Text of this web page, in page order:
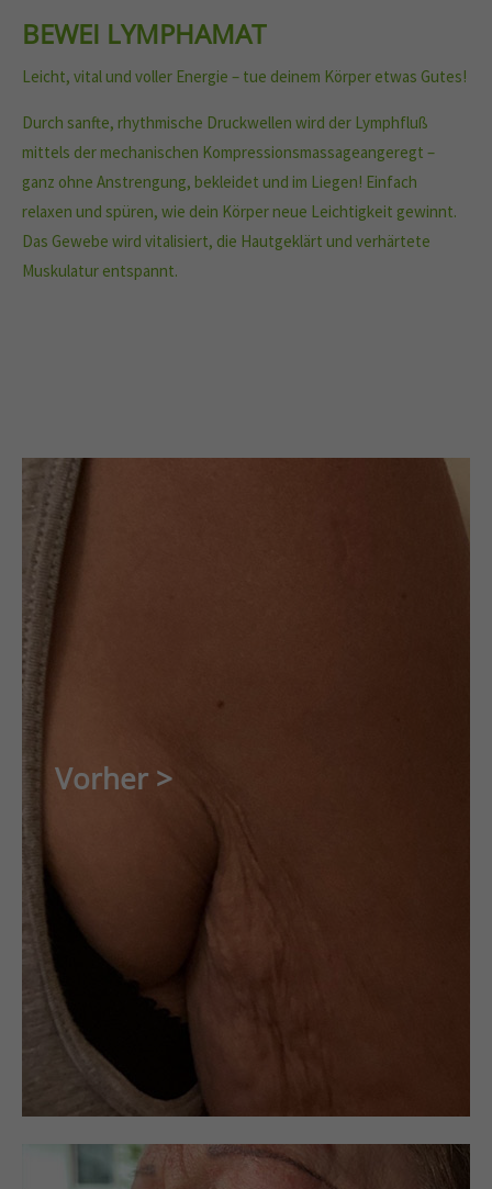
BEWEI LYMPHAMAT
Leicht, vital und voller Energie – tue deinem Körper etwas Gutes!
Durch sanfte, rhythmische Druckwellen wird der Lymphfluß
mittels der mechanischen Kompressionsmassageangeregt –
ganz ohne Anstrengung, bekleidet und im Liegen! Einfach
relaxen und spüren, wie dein Körper neue Leichtigkeit gewinnt.
Das Gewebe wird vitalisiert, die Hautgeklärt und verhärtete
Muskulatur entspannt.
Vorher >